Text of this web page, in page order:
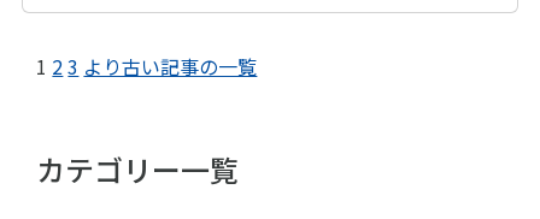
1 23 より古い記事の一覧
カテゴリー一覧